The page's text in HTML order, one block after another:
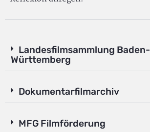
Landesfilmsammlung Baden-
Württemberg
Dokumentarfilmarchiv
MFG Filmförderung